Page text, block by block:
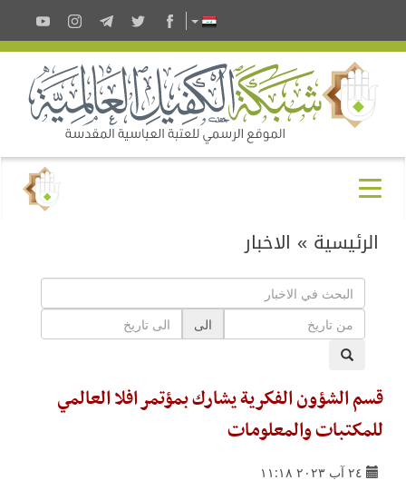
الرئيسية » الاخبار
الى
قسم الشؤون الفكرية يشارك بمؤتمر افلا العالمي
للمكتبات والمعلومات
٢٤ آب ٢٠٢٣ ١١:١٨